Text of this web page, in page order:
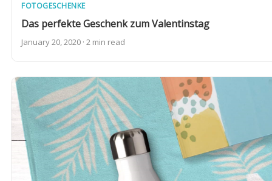
FOTOGESCHENKE
Das perfekte Geschenk zum Valentinstag
January 20, 2020 · 2 min read